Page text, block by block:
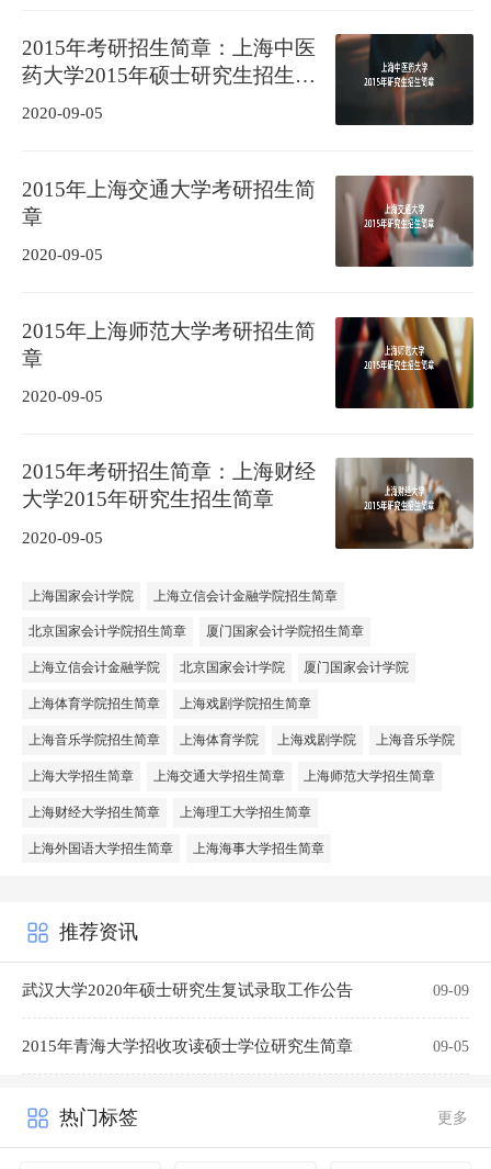
2015年考研招生简章：上海中医
药大学2015年硕士研究生招生简
章
2020-09-05
2015年上海交通大学考研招生简
章
2020-09-05
2015年上海师范大学考研招生简
章
2020-09-05
2015年考研招生简章：上海财经
大学2015年研究生招生简章
2020-09-05
上海国家会计学院 上海立信会计金融学院招生简章
北京国家会计学院招生简章 厦门国家会计学院招生简章
上海立信会计金融学院 北京国家会计学院 厦门国家会计学院
上海体育学院招生简章 上海戏剧学院招生简章
上海音乐学院招生简章 上海体育学院 上海戏剧学院 上海音乐学院
上海大学招生简章 上海交通大学招生简章 上海师范大学招生简章
上海财经大学招生简章 上海理工大学招生简章
上海外国语大学招生简章 上海海事大学招生简章
推荐资讯
武汉大学2020年硕士研究生复试录取工作公告 09-09
2015年青海大学招收攻读硕士学位研究生简章 09-05
热门标签 更多